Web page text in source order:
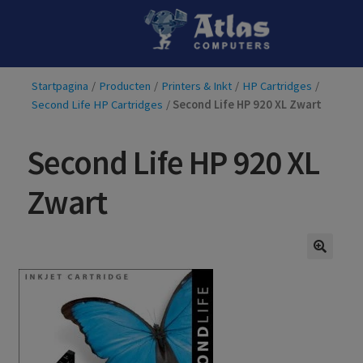
Ga
naar
navigatie
Ga
de
inhoud
Startpagina / Producten / Printers & Inkt / HP Cartridges /
Second Life HP Cartridges / Second Life HP 920 XL Zwart
Second Life HP 920 XL
Zwart